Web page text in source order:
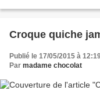
Croque quiche
Publié le 17/05/2015 à
Par madame chocolat